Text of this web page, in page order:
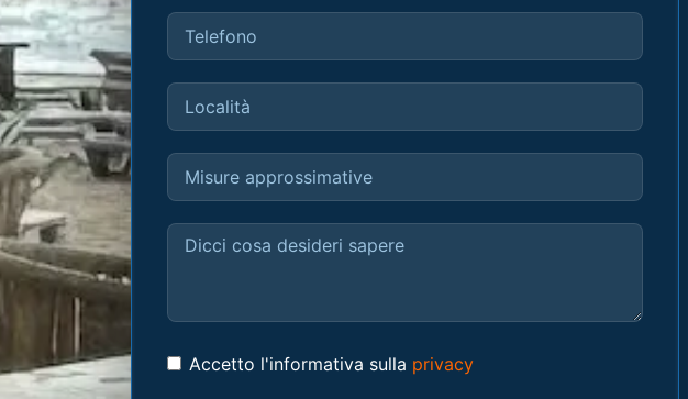
Accetto l'informativa sulla privacy